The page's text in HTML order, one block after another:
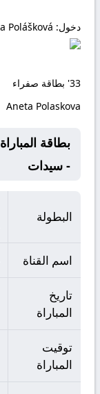
دخول:
33' بطاقة صفراء
Aneta Polaskova
- سيدات
البطولة
اسم القناة
تاريخ
المباراة
توقيت
المباراة